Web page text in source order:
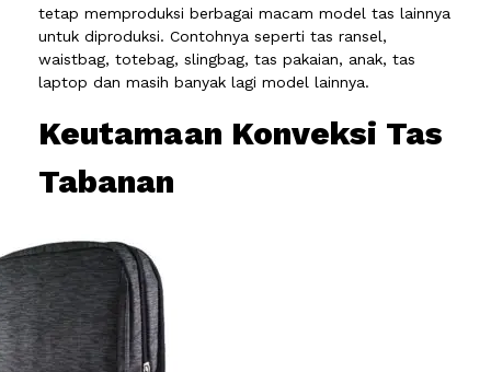
tetap memproduksi berbagai macam model tas lainnya
untuk diproduksi. Contohnya seperti tas ransel,
waistbag, totebag, slingbag, tas pakaian, anak, tas
laptop dan masih banyak lagi model lainnya.
Keutamaan Konveksi Tas
Tabanan